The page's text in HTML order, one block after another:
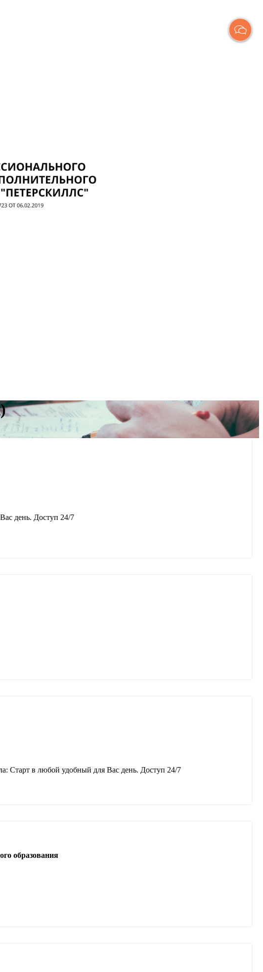
день. Доступ 24/7
Старт в любой удобный для Вас день. Доступ 24/7
образования